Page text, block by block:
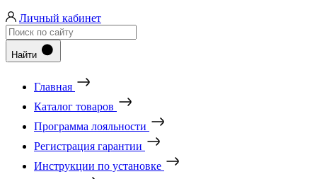
Личный кабинет
Найти
Главная
Каталог товаров
Программа лояльности
Регистрация гарантии
Инструкции по установке